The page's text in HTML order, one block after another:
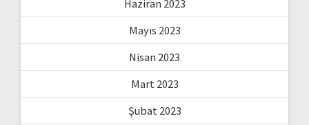
Haziran 2023
Mayıs 2023
Nisan 2023
Mart 2023
Şubat 2023